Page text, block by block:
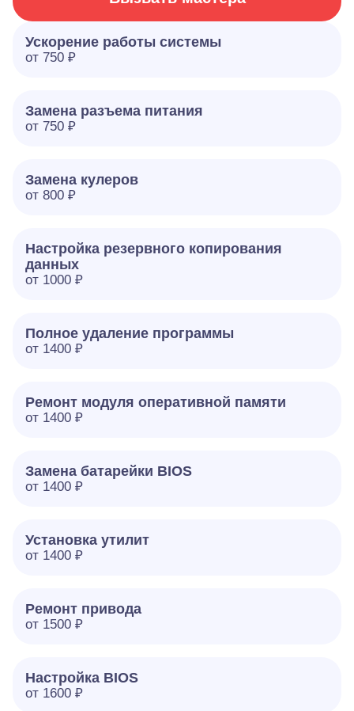
Ускорение работы системы
от 750 ₽
Замена разъема питания
от 750 ₽
Замена кулеров
от 800 ₽
Настройка резервного копирования
данных
от 1000 ₽
Полное удаление программы
от 1400 ₽
Ремонт модуля оперативной памяти
от 1400 ₽
Замена батарейки BIOS
от 1400 ₽
Установка утилит
от 1400 ₽
Ремонт привода
от 1500 ₽
Настройка BIOS
от 1600 ₽